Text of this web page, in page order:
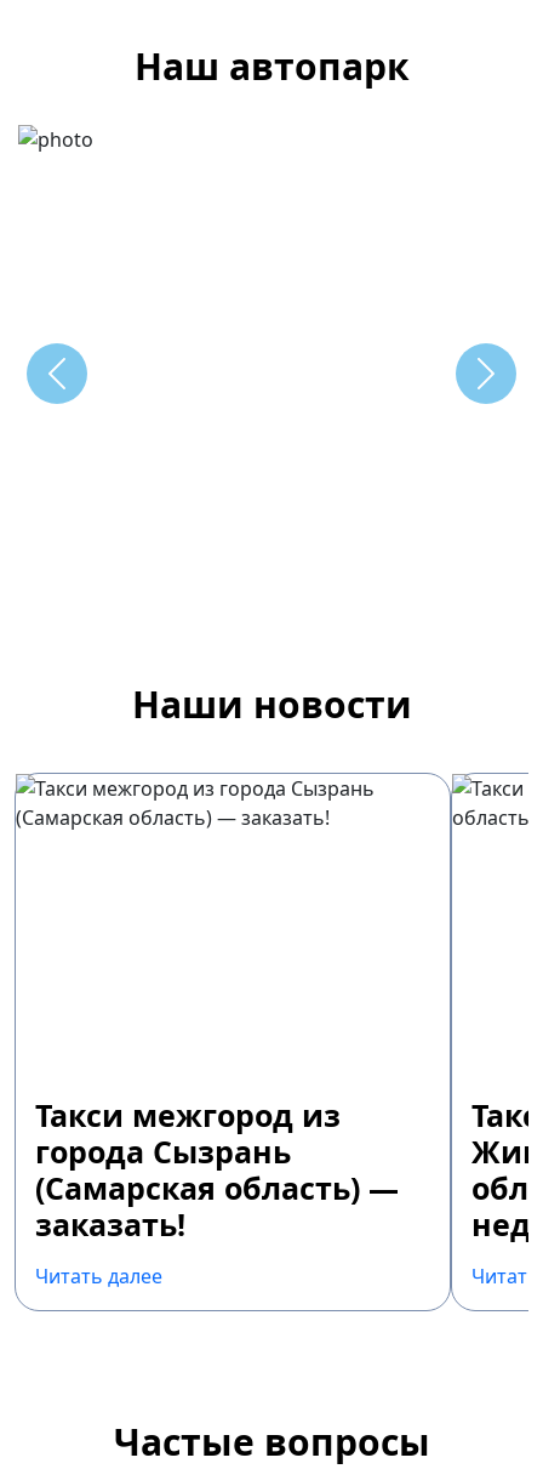
Наш автопарк
Previous Next
Наши новости
Такси межгород из
города Сызрань
(Самарская область) —
заказать!
Читать далее
Частые вопросы